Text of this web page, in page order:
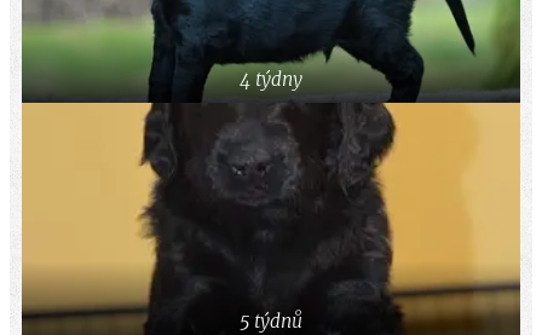
4 týdny
5 týdnů